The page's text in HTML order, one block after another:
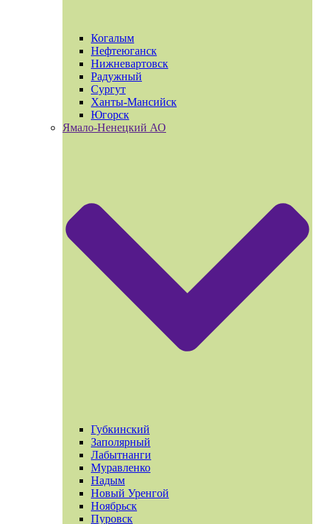
Когалым
Нефтеюганск
Нижневартовск
Радужный
Сургут
Ханты-Мансийск
Югорск
Ямало-Ненецкий АО
Губкинский
Заполярный
Лабытнанги
Муравленко
Надым
Новый Уренгой
Ноябрьск
Пуровск